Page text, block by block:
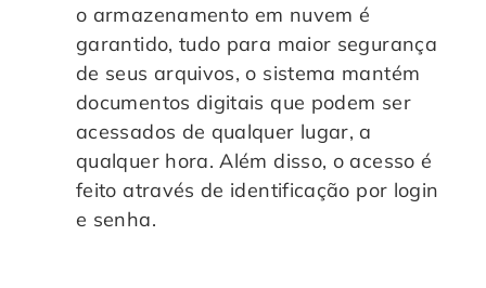
o armazenamento em nuvem é
garantido, tudo para maior segurança
de seus arquivos, o sistema mantém
documentos digitais que podem ser
acessados de qualquer lugar, a
qualquer hora. Além disso, o acesso é
feito através de identificação por login
e senha.